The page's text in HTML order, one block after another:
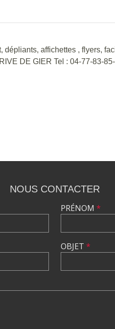
affichettes , flyers,
DE GIER Tel : 04-77-83-
NOUS CONTACTER
PRÉNOM *
OBJET *